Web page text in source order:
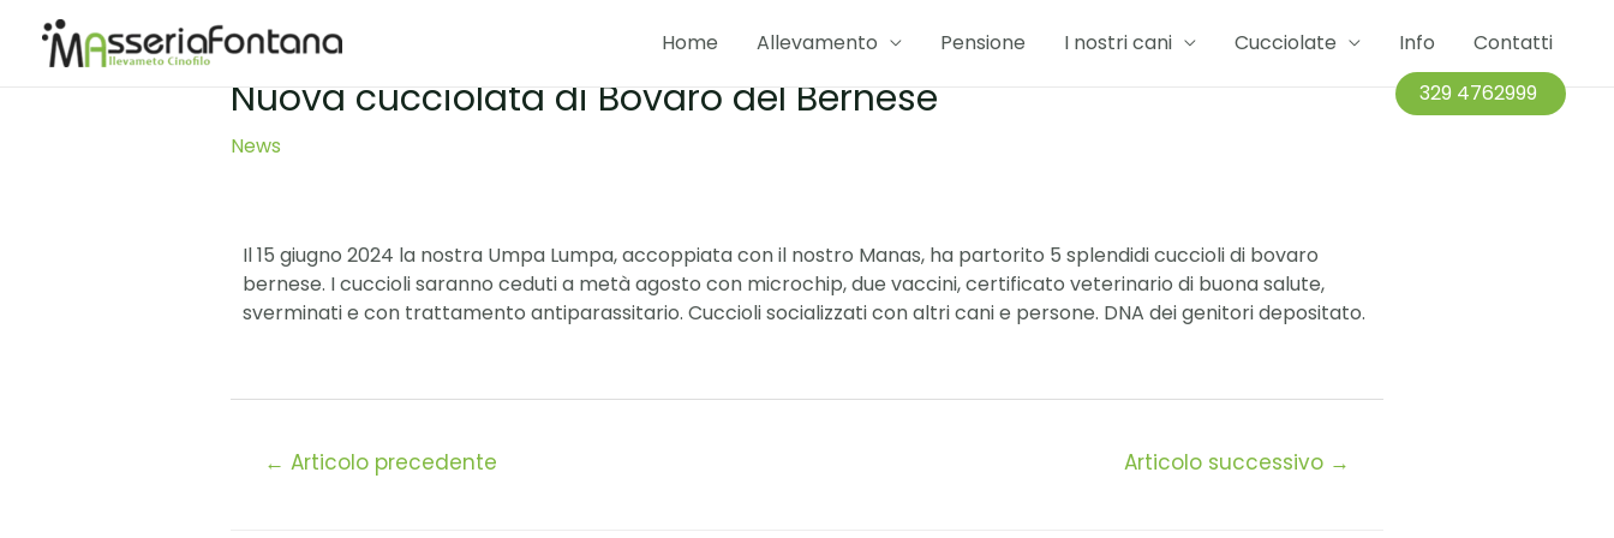
Home Allevamento Pensione I nostri cani Cucciolate Info
Contatti
329 4762999
Nuova cucciolata di Bovaro del Bernese
News
Il 15 giugno 2024 la nostra Umpa Lumpa, accoppiata con il nostro Manas, ha partorito 5 splendidi cuccioli di bovaro
bernese. I cuccioli saranno ceduti a metà agosto con microchip, due vaccini, certificato veterinario di buona salute,
sverminati e con trattamento antiparassitario. Cuccioli socializzati con altri cani e persone. DNA dei genitori depositato.
← Articolo precedente Articolo successivo →